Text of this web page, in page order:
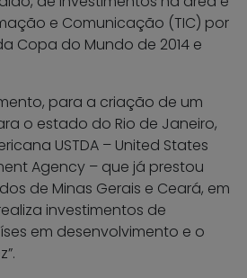
e Comunicação (TIC) por
Copa do Mundo de 2014 e
para a criação de um
o estado do Rio de Janeiro,
USTDA – United States
Agency – que já prestou
de Minas Gerais e Ceará, em
investimentos de
em desenvolvimento e o